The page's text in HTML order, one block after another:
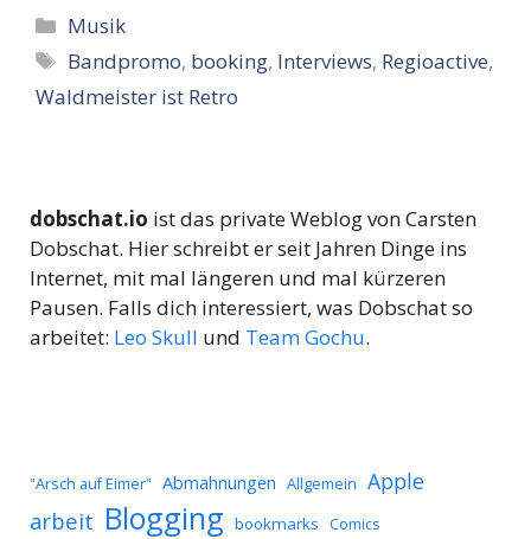
Kategorien
Musik
Schlagwörter
Bandpromo, booking, Interviews, Regioactive,
Waldmeister ist Retro
dobschat.io ist das private Weblog von Carsten
Dobschat. Hier schreibt er seit Jahren Dinge ins
Internet, mit mal längeren und mal kürzeren
Pausen. Falls dich interessiert, was Dobschat so
arbeitet: Leo Skull und Team Gochu.
"Arsch auf Eimer" Abmahnungen Allgemein Apple
arbeit Blogging bookmarks Comics